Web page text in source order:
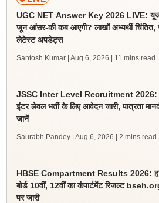
UGC NET Answer Key 2026 LIVE:
जून आंसर-की कब आएगी? लाखों अभ्यर्थी चिंतित,
लेटेस्ट अपडेट्स
Santosh Kumar | Aug 6, 2026 | 11 mins read
JSSC Inter Level Recruitment 2026:
इंटर लेवल भर्ती के लिए आवेदन जारी, पात्रता
जानें
Saurabh Pandey | Aug 6, 2026 | 2 mins read
HBSE Compartment Results 2026:
बोर्ड 10वीं, 12वीं का कंपार्टमेंट रिजल्ट
पर जारी